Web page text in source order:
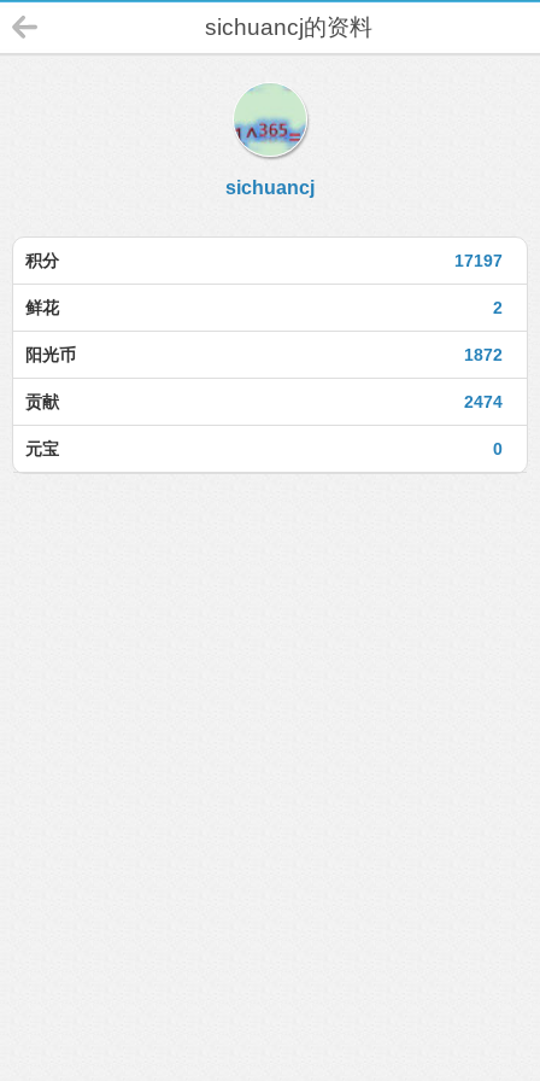
sichuancj的资料
sichuancj
17197
积分
2
鲜花
1872
阳光币
2474
贡献
0
元宝